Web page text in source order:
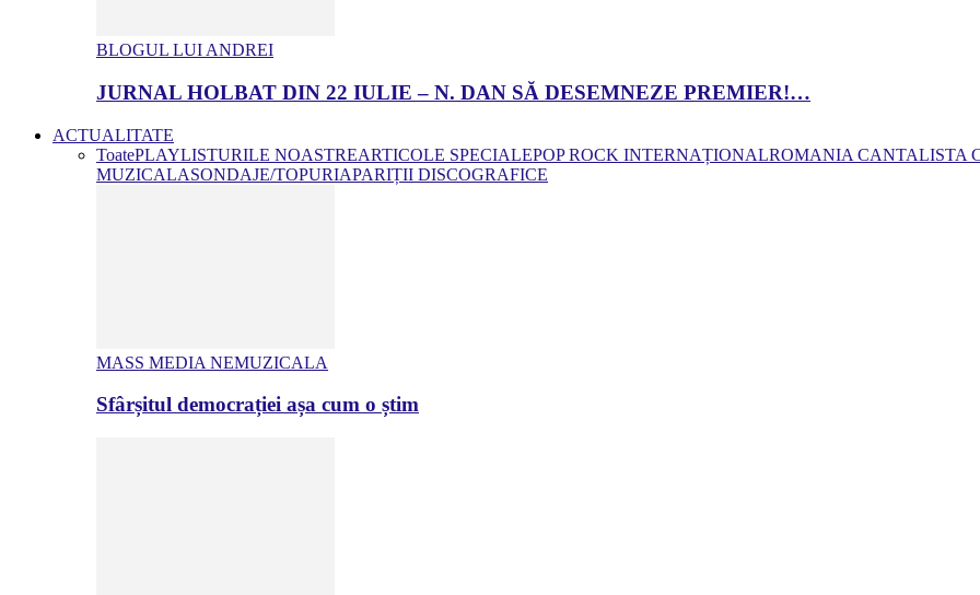
BLOGUL LUI ANDREI
JURNAL HOLBAT DIN 22 IULIE – N. DAN SĂ DESEMNEZE PREMIER!…
ACTUALITATE
ToatePLAYLISTURILE NOASTREARTICOLE SPECIALEPOP ROCK INTERNAȚIONALROMANIA CANTALISTA
MUZICALASONDAJE/TOPURIAPARIȚII DISCOGRAFICE
MASS MEDIA NEMUZICALA
Sfârșitul democrației așa cum o știm